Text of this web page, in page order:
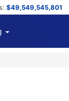
$49,549,545,801